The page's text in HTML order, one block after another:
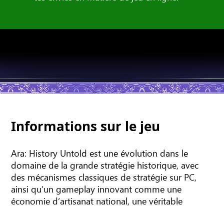
Informations sur le jeu
Ara: History Untold est une évolution dans le
domaine de la grande stratégie historique, avec
des mécanismes classiques de stratégie sur PC,
ainsi qu’un gameplay innovant comme une
économie d’artisanat national, une véritable